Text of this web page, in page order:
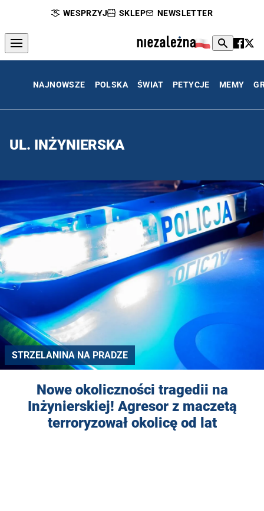
WESPRZYJ SKLEP NEWSLETTER
NAJNOWSZE POLSKA ŚWIAT PETYCJE MEMY
UL. INŻYNIERSKA
STRZELANINA NA PRADZE
Nowe okoliczności tragedii na
Inżynierskiej! Agresor z maczetą
terroryzował okolicę od lat